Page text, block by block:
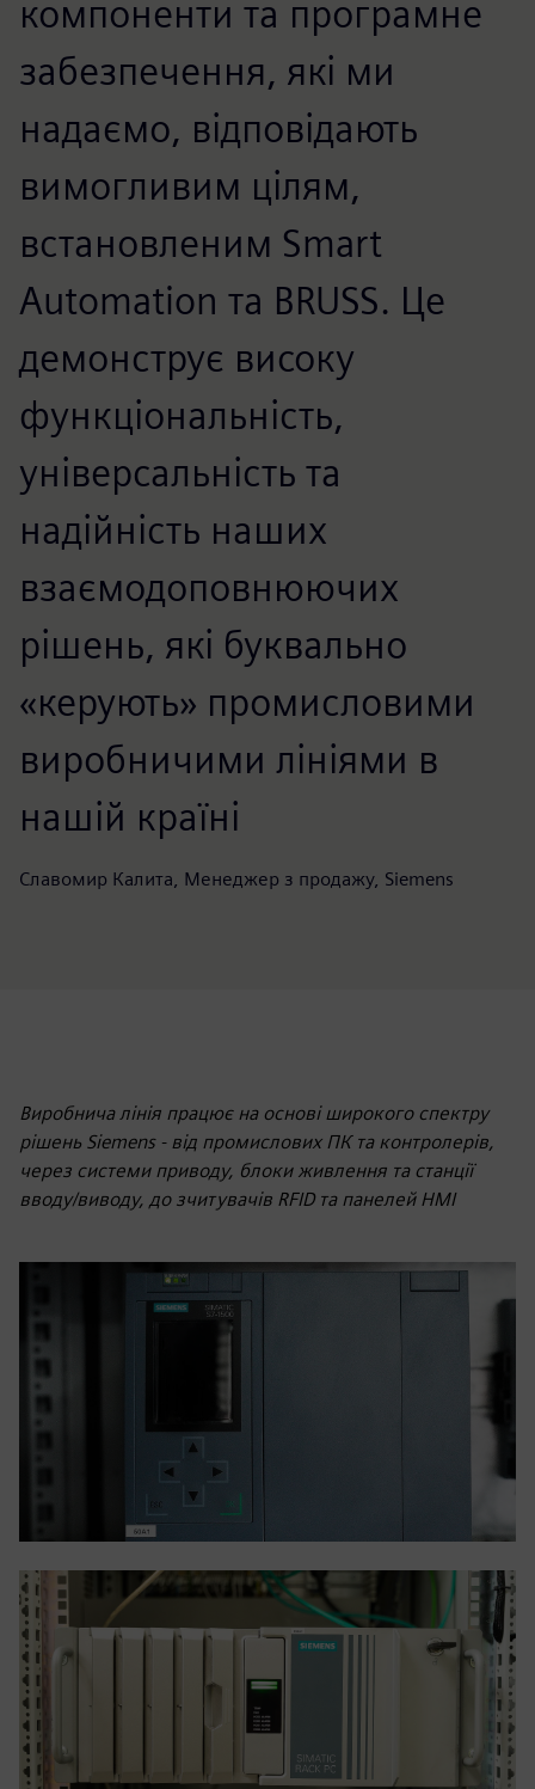
компоненти та програмне
забезпечення, які ми
надаємо, відповідають
вимогливим цілям,
встановленим Smart
Automation та BRUSS. Це
демонструє високу
функціональність,
універсальність та
надійність наших
взаємодоповнюючих
рішень, які буквально
«керують» промисловими
виробничими лініями в
нашій країні
Славомир Калита, Менеджер з продажу, Siemens
Виробнича лінія працює на основі широкого спектру
рішень Siemens - від промислових ПК та контролерів,
через системи приводу, блоки живлення та станції
вводу/виводу, до зчитувачів RFID та панелей HMI